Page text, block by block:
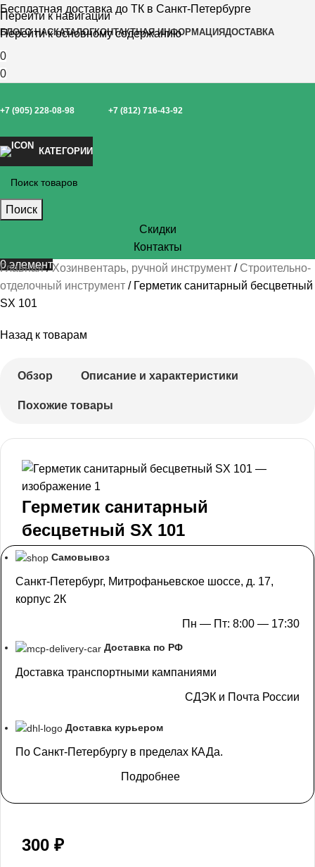
Перейти к навигации
Перейти к основному содержанию
Бесплатная доставка до ТК в Санкт-Петербурге
БЛОГО НАСКАТАЛОГКОНТАКТНАЯ ИНФОРМАЦИЯДОСТАВКА
0
0
+7 (905) 228-08-98 +7 (812) 716-43-92
КАТЕГОРИИ
Поиск
Скидки
Контакты
0элемент
Главная Хозинвентарь, ручной инструмент
Строительно-
отделочный инструмент
Герметик санитарный бесцветный
SХ 101
Назад к товарам
Обзор Описание и характеристики
Похожие товары
Герметик санитарный
бесцветный SХ 101
Самовывоз
Санкт-Петербург, Митрофаньевское шоссе, д. 17,
корпус 2К
Пн — Пт: 8:00 — 17:30
Доставка по РФ
Доставка транспортными кампаниями
СДЭК и Почта России
Доставка курьером
По Санкт-Петербургу в пределах КАДа.
Подробнее
300 ₽